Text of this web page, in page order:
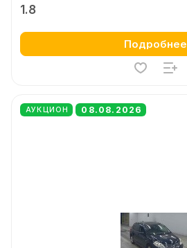
1.8
Подробнее
АУКЦИОН 08.08.2026